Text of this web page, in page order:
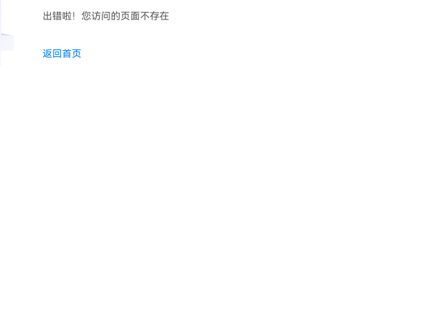
出错啦！您访问的页面不存在
返回首页